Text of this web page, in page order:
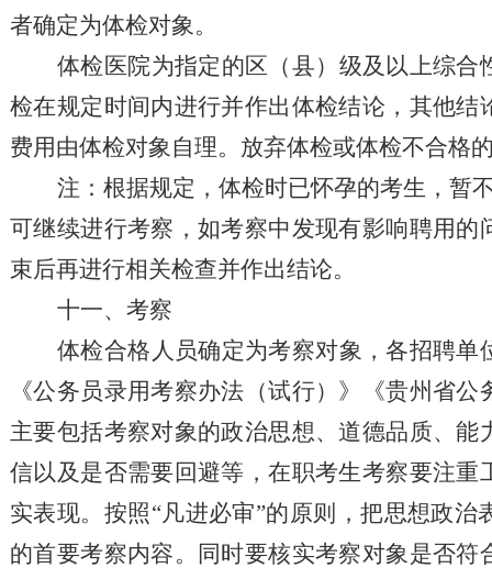
者确定为体检对象。
体检医院为指定的区（县）级及以上综
检在规定时间内进行并作出体检结论，其他
费用由体检对象自理。放弃体检或体检不合格
注：根据规定，体检时已怀孕的考生，暂
可继续进行考察，如考察中发现有影响聘用
束后再进行相关检查并作出结论。
十一、考察
体检合格人员确定为考察对象，各招聘单
《公务员录用考察办法（试行）》
《贵州省
主要包括考察对象的政治思想、道德品质、
信以及是否需要回避等，在职考生考察要注
实表现。按照“凡进必审”的原则，把思想政
的首要考察内容。
同时要核实考察对象是否